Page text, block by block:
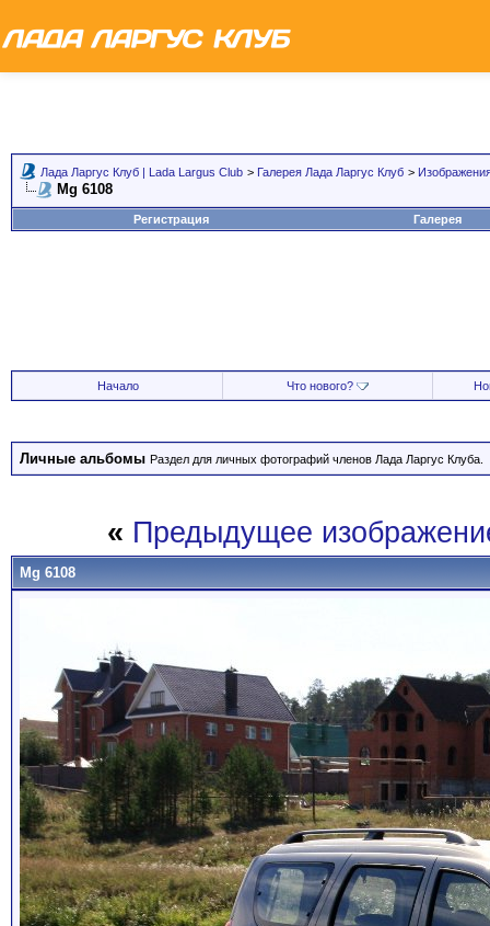
Лада Ларгус Клуб | Lada Largus Club > Галерея Лада Ларгус Клуб >
Mg 6108
Регистрация Галерея
Начало Что нового?
Личные альбомы Раздел для личных фотографий членов Лада Ларгус Клуба.
« Предыдущее
Mg 6108